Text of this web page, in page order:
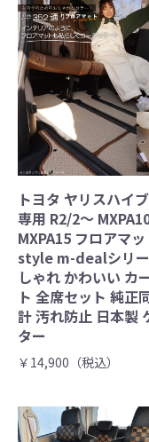
トヨタ ヤリスハイ
専用 R2/2～
MXPA15 フロアマ
style m-dealシリ
しゃれ かわいい カ
ト 全席セット 純正
計 汚れ防止 日本製
ター
￥14,900（税込）